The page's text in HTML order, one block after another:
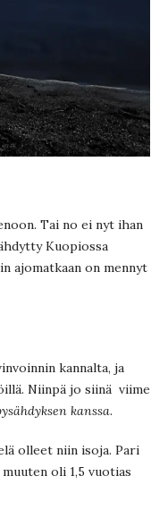
Tai no ei nyt ihan
Kuopiossa
ajomatkaan on mennyt
kannalta, ja
Niinpä jo siinä viime
kanssa.
olleet niin isoja. Pari
oli 1,5 vuotias